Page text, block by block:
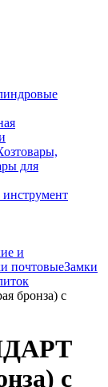
для
и
почтовыеЗамки
бронза) с
с